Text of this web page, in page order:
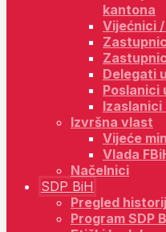
kantona
Vijećnici
Delegati
Poslanici
Izaslanici
Izvršna vlast
Vijeće
Vlada
Načelnici
SDP BiH
Pregled
Program SDP